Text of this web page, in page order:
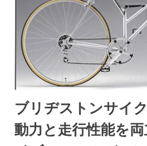
ブリヂストンサイ
動力と走行性能を